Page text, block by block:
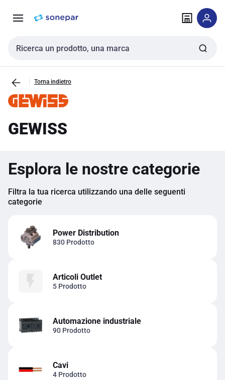
navigazione alla
Cerca input
Torna indietro
GEWISS
Esplora le nostre categorie
Filtra la tua ricerca utilizzando una delle seguenti
categorie
Power Distribution
830 Prodotto
Articoli Outlet
5 Prodotto
Automazione industriale
90 Prodotto
Cavi
4 Prodotto